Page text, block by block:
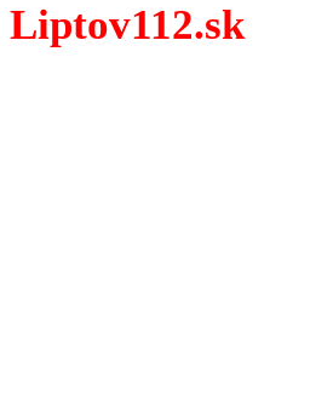
Liptov112.sk